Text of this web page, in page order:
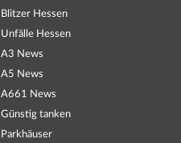
Blitzer Hessen
Unfälle Hessen
A3 News
A5 News
A661 News
Günstig tanken
Parkhäuser